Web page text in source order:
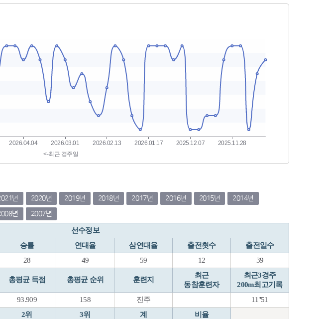
년 2020년 2019년 2018년 2017년 2016년 2015년
2014년
년 2007년
선수정보
승률 연대율 삼연대율 출전횟수
출전일수
28 49 59 12
39
총평균 득점 총평균 순위 훈련지
최근
동참훈련자
최근3경주
200m최고기록
93.909 158 진주 11"51
2위 3위 계
비율